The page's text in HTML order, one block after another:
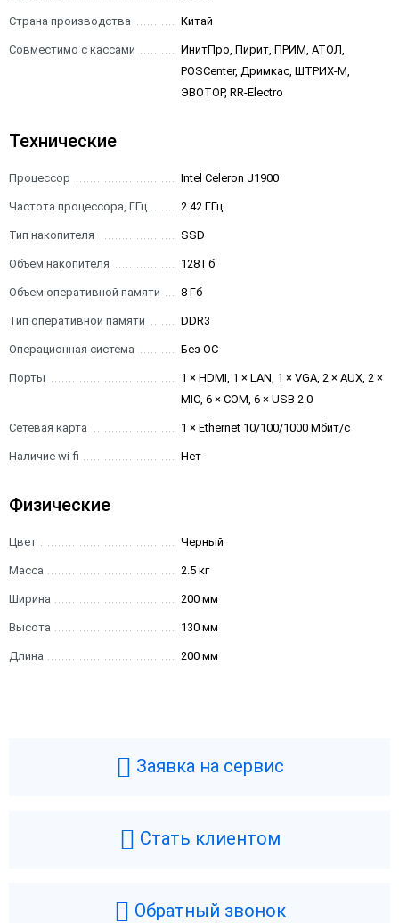
Страна производства Китай
Совместимо с кассами
ИнитПро, Пирит, ПРИМ, АТОЛ,
POSCenter, Дримкас, ШТРИХ-М,
ЭВОТОР, RR-Electro
Технические
Процессор Intel Celeron J1900
Частота процессора, ГГц 2.42 ГГц
Тип накопителя SSD
Объем накопителя 128 Гб
Объем оперативной памяти 8 Гб
Тип оперативной памяти DDR3
Операционная система Без ОС
Порты
1 × HDMI, 1 × LAN, 1 × VGA, 2 × AUX, 2 ×
MIC, 6 × COM, 6 × USB 2.0
Сетевая карта 1 × Ethernet 10/100/1000 Мбит/с
Наличие wi-fi Нет
Физические
Цвет Черный
Масса 2.5 кг
Ширина 200 мм
Высота 130 мм
Длина 200 мм
Заявка на сервис
Стать клиентом
Обратный звонок